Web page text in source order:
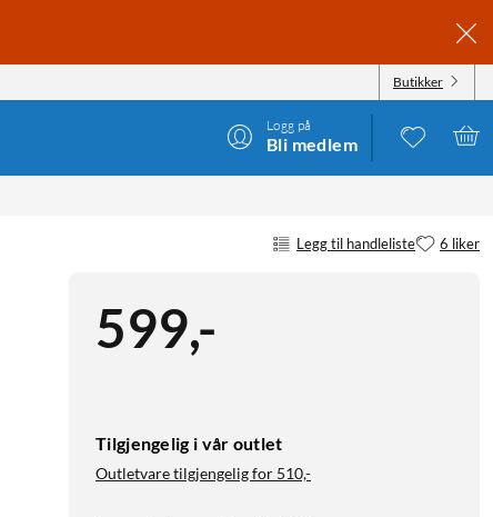
Butikker
Logg på
Bli medlem
Legg til handleliste 6 liker
599,-
Tilgjengelig i vår outlet
Outletvare tilgjengelig for 510,-